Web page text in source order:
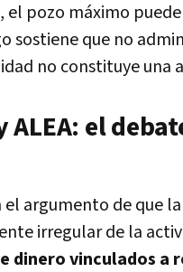
el pozo máximo
sostiene que no
no constituye una
ALEA: el
el argumento de que
irregular de la
dinero vinculados a